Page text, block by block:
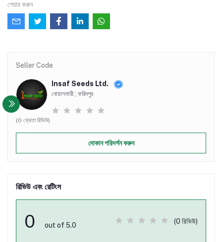
শেয়ার করুন
Seller Code
Insaf Seeds Ltd.
বোয়ালমারী ; ফরিদপুর
(0 ক্রেতা রিভিউ)
দোকান পরিদর্শন করুন
রিভিউ এবং রেটিংস
0 out of 5.0
(0 রিভিউ)